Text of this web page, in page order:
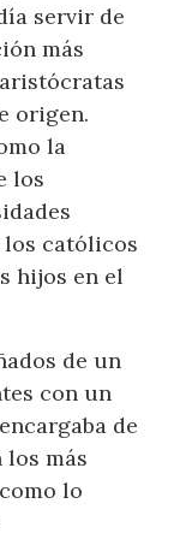
servir de
más
origen.
la
los
los católicos
hijos en el
de un
con un
de
los más
lo